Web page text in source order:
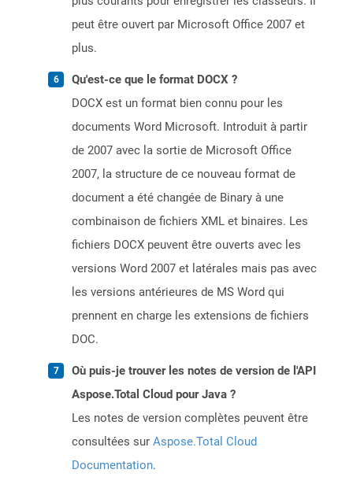
peut être ouvert par Microsoft Office 2007 et
plus.
Qu'est-ce que le format DOCX ?
DOCX est un format bien connu pour les
documents Word Microsoft. Introduit à partir
de 2007 avec la sortie de Microsoft Office
2007, la structure de ce nouveau format de
document a été changée de Binary à une
combinaison de fichiers XML et binaires. Les
fichiers DOCX peuvent être ouverts avec les
versions Word 2007 et latérales mais pas avec
les versions antérieures de MS Word qui
prennent en charge les extensions de fichiers
DOC.
Où puis-je trouver les notes de version de l'API
Aspose.Total Cloud pour Java ?
Les notes de version complètes peuvent être
consultées sur Aspose.Total Cloud
Documentation.